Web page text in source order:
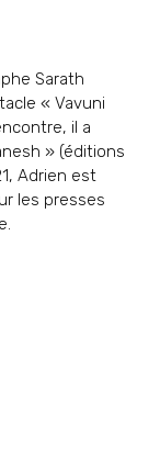
Sarath
« Vavuni
il a
» (éditions
Adrien est
les presses